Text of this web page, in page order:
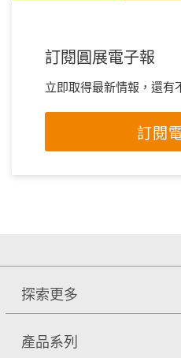
訂閱圓展電子報
立即取得最新情報，還有
訂閱
探索更多
產品系列